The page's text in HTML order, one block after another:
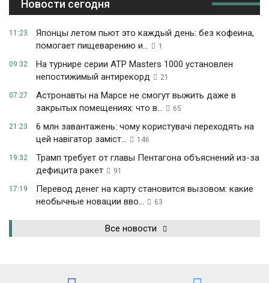
Новости сегодня
11:23
Японцы летом пьют это каждый день: без кофеина,
помогает пищеварению и...
1
09:32
На турнире серии ATP Masters 1000 установлен
непостижимый антирекорд
21
07:27
Астронавты на Марсе не смогут выжить даже в
закрытых помещениях: что в...
65
21:23
6 млн завантажень: чому користувачі переходять на
цей навігатор заміст...
146
19:32
Трамп требует от главы Пентагона объяснений из-за
дефицита ракет
91
17:19
Перевод денег на карту становится вызовом: какие
необычные новации вво...
63
Все новости